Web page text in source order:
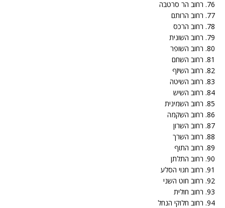
76. רחוב הר סרטבה
77. רחוב הרותם
78. רחוב הרכס
79. רחוב השונית
80. רחוב השופר
81. רחוב השחם
82. רחוב השיזף
83. רחוב השיטה
84. רחוב השיש
85. רחוב השמינית
86. רחוב השקמה
87. רחוב השרון
88. רחוב השרך
89. רחוב התוף
90. רחוב התלתן
91. רחוב חגוי הסלע
92. רחוב חוט השני
93. רחוב חולית
94. רחוב חלוקי הנחל